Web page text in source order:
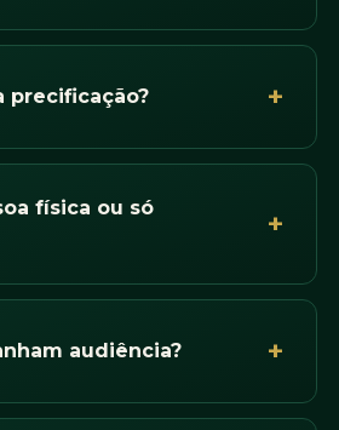
precificação?
física ou só
audiência?